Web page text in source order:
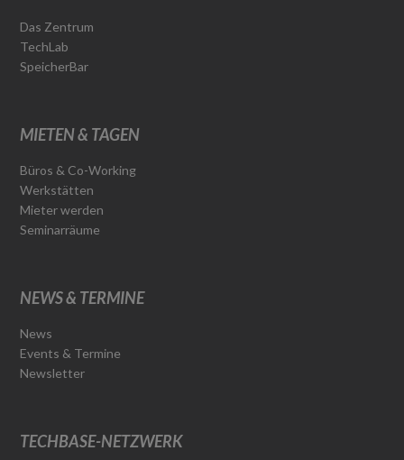
Das Zentrum
TechLab
SpeicherBar
MIETEN & TAGEN
Büros & Co-Working
Werkstätten
Mieter werden
Seminarräume
NEWS & TERMINE
News
Events & Termine
Newsletter
TECHBASE-NETZWERK